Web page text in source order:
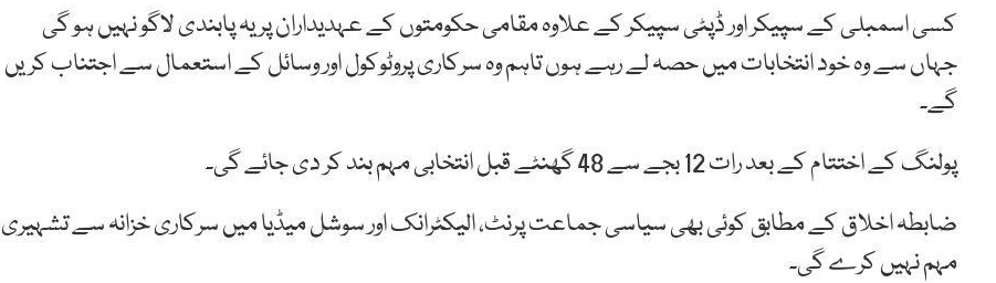
کسی اسمبلی کے سپیکر اور ڈپٹی سپیکر کے علاوہ مقامی حکومتوں کے عہدیداران پر یہ پابندی لاگو نہیں ہو گی
جہاں سے وہ خود انتخابات میں حصہ لے رہے ہوں تاہم وہ سرکاری پروٹوکول اور وسائل کے استعمال سے اجتناب کریں
گے۔
پولنگ کے اختتام کے بعد رات 12 بجے سے 48 گھنٹے قبل انتخابی مہم بند کر دی جائے گی۔
ضابطہ اخلاق کے مطابق کوئی بھی سیاسی جماعت پرنٹ، الیکٹرانک اور سوشل میڈیا میں سرکاری خزانہ سے تشہیری
مہم نہیں کرے گی۔